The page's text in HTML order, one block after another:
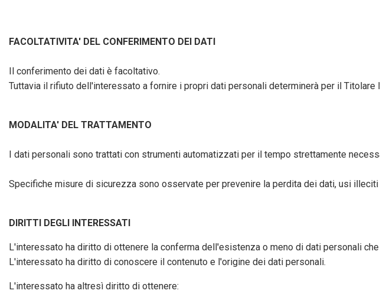
FACOLTATIVITA' DEL CONFERIMENTO DEI DATI
Il conferimento dei dati è facoltativo.
Tuttavia il rifiuto dell'interessato a fornire i propri dati personali determinerà per il
MODALITA' DEL TRATTAMENTO
I dati personali sono trattati con strumenti automatizzati per il tempo strettamente
Specifiche misure di sicurezza sono osservate per prevenire la perdita dei dati, usi
DIRITTI DEGLI INTERESSATI
L'interessato ha diritto di ottenere la conferma dell'esistenza o meno di dati personali
L'interessato ha diritto di conoscere il contenuto e l'origine dei dati personali.
L'interessato ha altresì diritto di ottenere: